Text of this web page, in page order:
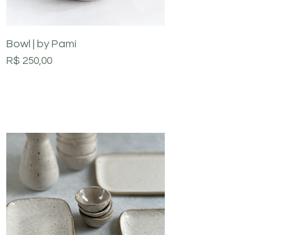
Visualização rápida
Bowl | by Pamí
Preço
R$ 250,00